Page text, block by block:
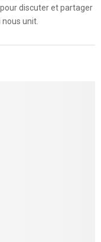
discuter et partager
unit.